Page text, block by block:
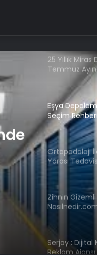
25 Yıllık
Temmuz
Eşya
Seçim Rehberi
Ortopodoloji
Yarası
Zihnin Gizemli
Serjoy : Dijital
Reklam